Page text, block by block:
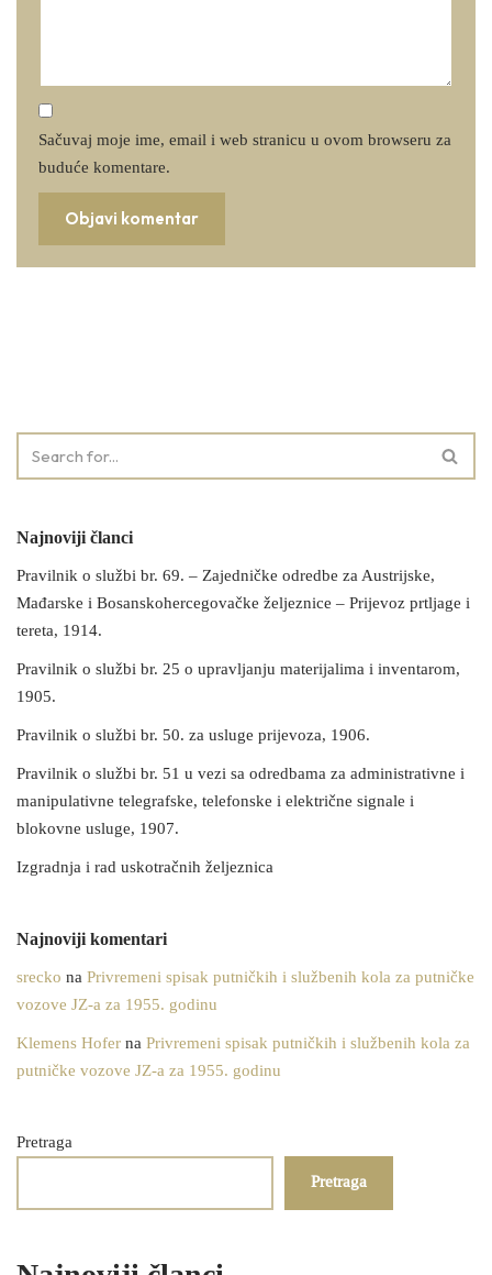
Sačuvaj moje ime, email i web stranicu u ovom browseru za
buduće komentare.
Najnoviji članci
Pravilnik o službi br. 69. – Zajedničke odredbe za Austrijske,
Mađarske i Bosanskohercegovačke željeznice – Prijevoz prtljage i
tereta, 1914.
Pravilnik o službi br. 25 o upravljanju materijalima i inventarom,
1905.
Pravilnik o službi br. 50. za usluge prijevoza, 1906.
Pravilnik o službi br. 51 u vezi sa odredbama za administrativne i
manipulativne telegrafske, telefonske i električne signale i
blokovne usluge, 1907.
Izgradnja i rad uskotračnih željeznica
Najnoviji komentari
srecko na Privremeni spisak putničkih i službenih kola za putničke
vozove JZ-a za 1955. godinu
Klemens Hofer na Privremeni spisak putničkih i službenih kola za
putničke vozove JZ-a za 1955. godinu
Pretraga
Pretraga